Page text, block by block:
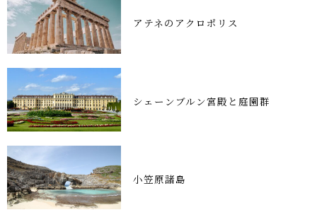
アテネのアクロポリス
シェーンブルン宮殿と庭園群
小笠原諸島